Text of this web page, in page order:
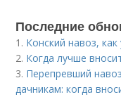
Последние
1. Конский навоз,
2. Когда лучше
3. Перепревший
дачникам: когда